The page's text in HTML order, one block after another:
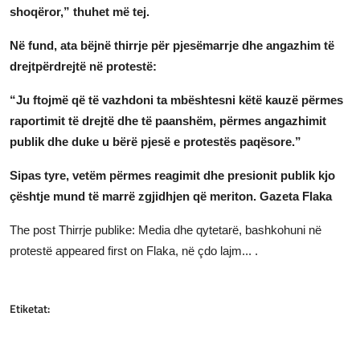
shoqëror,” thuhet më tej.
Në fund, ata bëjnë thirrje për pjesëmarrje dhe angazhim të
drejtpërdrejtë në protestë:
“Ju ftojmë që të vazhdoni ta mbështesni këtë kauzë përmes
raportimit të drejtë dhe të paanshëm, përmes angazhimit
publik dhe duke u bërë pjesë e protestës paqësore.”
Sipas tyre, vetëm përmes reagimit dhe presionit publik kjo
çështje mund të marrë zgjidhjen që meriton. Gazeta Flaka
The post Thirrje publike: Media dhe qytetarë, bashkohuni në
protestë appeared first on Flaka, në çdo lajm... .
Etiketat: